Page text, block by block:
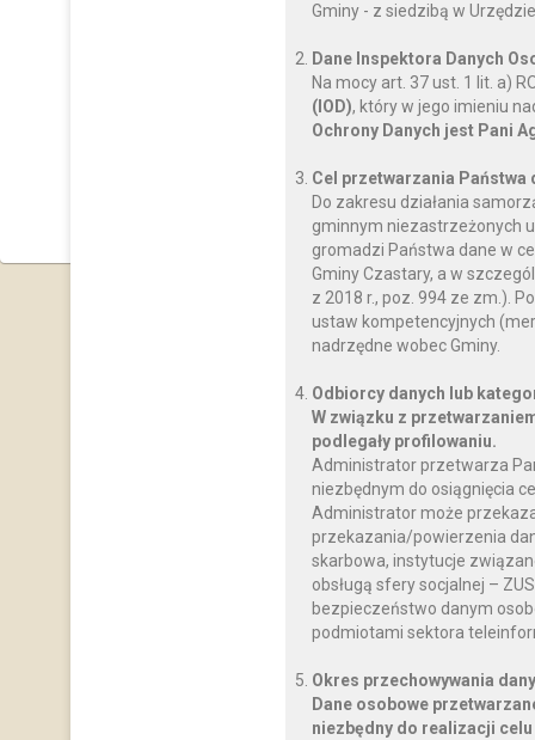
Gminy - z siedzibą w
Dane Inspektora Danych
Na mocy art. 37 ust. 1 lit. a)
(IOD), który w jego imieniu
Ochrony Danych jest Pani
Cel przetwarzania Państwa
Do zakresu działania
gminnym niezastrzeżonych
gromadzi Państwa dane w
Gminy Czastary, a w
z 2018 r., poz. 994 ze zm.).
ustaw kompetencyjnych
nadrzędne wobec Gminy.
Odbiorcy danych lub
W związku z
podlegały profilowaniu.
Administrator przetwarza
niezbędnym do osiągnięcia
Administrator może
przekazania/powierzenia
skarbowa, instytucje
obsługą sfery socjalnej –
bezpieczeństwo danym
podmiotami sektora
Okres przechowywania
Dane osobowe
niezbędny do realizacji